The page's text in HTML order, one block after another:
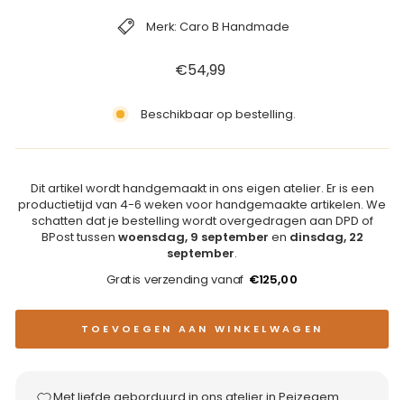
Merk: Caro B Handmade
Reguliere
€54,99
Beschikbaar op bestelling.
Dit artikel wordt handgemaakt in ons eigen atelier. Er is een
productietijd van 4-6 weken voor handgemaakte artikelen. We
schatten dat je bestelling wordt overgedragen aan DPD of
BPost tussen woensdag, 9 september en dinsdag, 22
september.
Gratis verzending vanaf €125,00
TOEVOEGEN AAN WINKELWAGEN